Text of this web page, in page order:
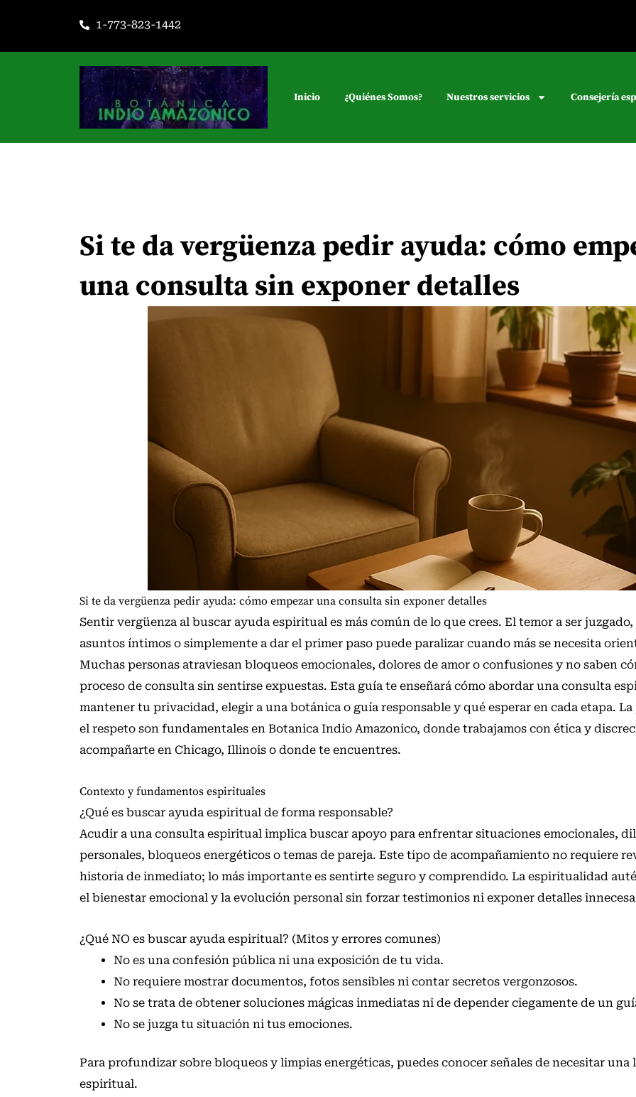
contenido
1-773-823-1442
Inicio ¿Quiénes Somos? Nuestros servicios Consejería
Si te da vergüenza pedir ayuda: cómo
una consulta sin exponer detalles
Si te da vergüenza pedir ayuda: cómo empezar una consulta sin exponer detalles
Sentir vergüenza al buscar ayuda espiritual es más común de lo que crees. El temor a ser
asuntos íntimos o simplemente a dar el primer paso puede paralizar cuando más se necesita
Muchas personas atraviesan bloqueos emocionales, dolores de amor o confusiones y no saben
proceso de consulta sin sentirse expuestas. Esta guía te enseñará cómo abordar una consulta
mantener tu privacidad, elegir a una botánica o guía responsable y qué esperar en cada etapa.
el respeto son fundamentales en Botanica Indio Amazonico, donde trabajamos con ética y
acompañarte en Chicago, Illinois o donde te encuentres.
Contexto y fundamentos espirituales
¿Qué es buscar ayuda espiritual de forma responsable?
Acudir a una consulta espiritual implica buscar apoyo para enfrentar situaciones emocionales,
personales, bloqueos energéticos o temas de pareja. Este tipo de acompañamiento no requiere
historia de inmediato; lo más importante es sentirte seguro y comprendido. La espiritualidad
el bienestar emocional y la evolución personal sin forzar testimonios ni exponer detalles
¿Qué NO es buscar ayuda espiritual? (Mitos y errores comunes)
No es una confesión pública ni una exposición de tu vida.
No requiere mostrar documentos, fotos sensibles ni contar secretos vergonzosos.
No se trata de obtener soluciones mágicas inmediatas ni de depender ciegamente de un
No se juzga tu situación ni tus emociones.
Para profundizar sobre bloqueos y limpias energéticas, puedes conocer señales de necesitar una
espiritual.